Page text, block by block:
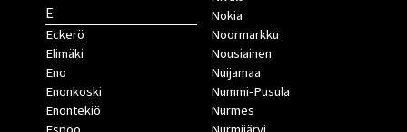
E
Eckerö
Elimäki
Eno
Enonkoski
Enontekiö
Nokia
Noormarkku
Nousiainen
Nuijamaa
Nummi-Pusula
Nurmes